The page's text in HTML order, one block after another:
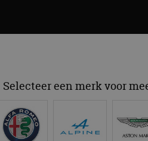
Selecteer een merk voor